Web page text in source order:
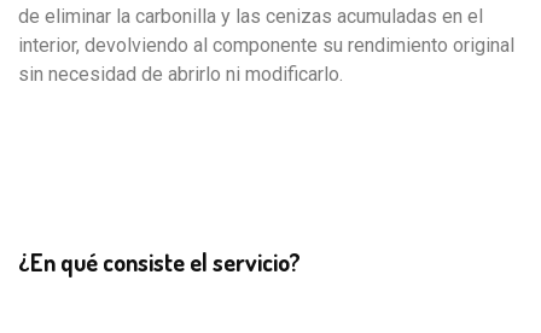
de eliminar la carbonilla y las cenizas acumuladas en el
interior, devolviendo al componente su rendimiento original
sin necesidad de abrirlo ni modificarlo.
¿En qué consiste el servicio?